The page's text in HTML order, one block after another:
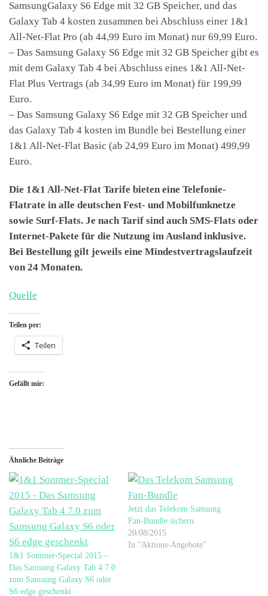
SamsungGalaxy S6 Edge mit 32 GB Speicher, und das
Galaxy Tab 4 kosten zusammen bei Abschluss einer 1&1
All-Net-Flat Pro (ab 44,99 Euro im Monat) nur 69,99 Euro.
– Das Samsung Galaxy S6 Edge mit 32 GB Speicher gibt es
mit dem Galaxy Tab 4 bei Abschluss eines 1&1 All-Net-
Flat Plus Vertrags (ab 34,99 Euro im Monat) für 199,99
Euro.
– Das Samsung Galaxy S6 Edge mit 32 GB Speicher und
das Galaxy Tab 4 kosten im Bundle bei Bestellung einer
1&1 All-Net-Flat Basic (ab 24,99 Euro im Monat) 499,99
Euro.
Die 1&1 All-Net-Flat Tarife bieten eine Telefonie-
Flatrate in alle deutschen Fest- und Mobilfunknetze
sowie Surf-Flats. Je nach Tarif sind auch SMS-Flats oder
Internet-Pakete für die Nutzung im Ausland inklusive.
Bei Bestellung gilt jeweils eine Mindestvertragslaufzeit
von 24 Monaten.
Quelle
Teilen per:
Teilen
Gefällt mir:
Ähnliche Beiträge
1&1 Sommer-Special 2015 –
Das Samsung Galaxy Tab 4 7.0
zum Samsung Galaxy S6 oder
S6 edge geschenkt
Jetzt das Telekom Samsung
Fan-Bundle sichern
20/08/2015
In "Aktions-Angebote"